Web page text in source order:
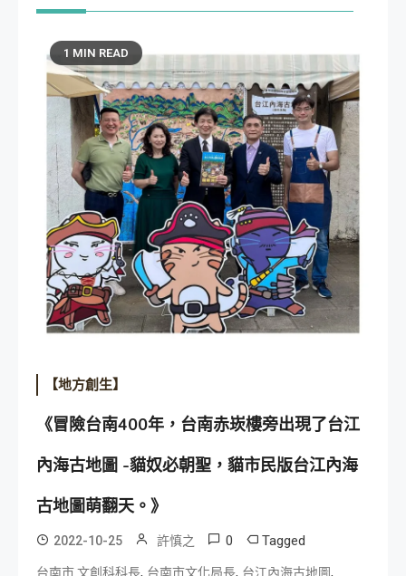
1 MIN READ
【地方創生】
《冒險台南400年，台南赤崁樓旁出現了台江
內海古地圖 -貓奴必朝聖，貓市民版台江內海
古地圖萌翻天。》
2022-10-25 許慎之 0 Tagged
台南市 文創科科長, 台南市文化局長, 台江內海古地圖,